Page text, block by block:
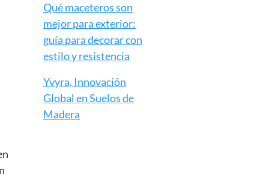
Qué maceteros son
mejor para exterior:
guía para decorar con
estilo y resistencia
Yvyra, Innovación
Global en Suelos de
Madera